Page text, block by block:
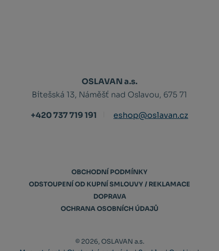
OSLAVAN a.s.
Bítešská 13, Náměšť nad Oslavou, 675 71
+420 737 719 191
eshop@oslavan.cz
OBCHODNÍ PODMÍNKY
ODSTOUPENÍ OD KUPNÍ SMLOUVY / REKLAMACE
DOPRAVA
OCHRANA OSOBNÍCH ÚDAJŮ
© 2026, OSLAVAN a.s.